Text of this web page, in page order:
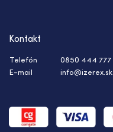
Kontakt
Telefón
0850 444 777
E-mail
info@izerex.sk